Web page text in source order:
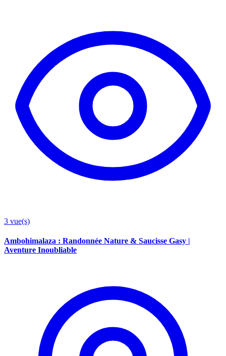
3 vue(s)
Ambohimalaza : Randonnée Nature & Saucisse Gasy |
Aventure Inoubliable